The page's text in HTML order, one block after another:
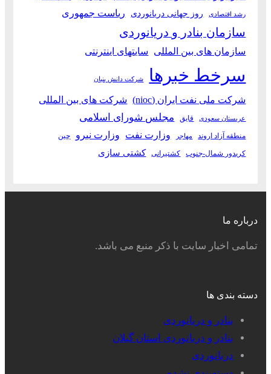
رشد اقتصادی روز جهانی دریانوردی ریاست جمهوری
سازمان بنادر و دریانوردی
سازمان های بین المللی سایتهای اینترنتی
سرخط خبرها شرکت دانش بنیان
شرکت ملی نفت ایران (nioc) شرکت های بین المللی
عربستان سعودی قایق مجلس شورای اسلامی
منطقه آزاد اروند مهاجر وزارت نفت وزارت نیرو چین
کریدور شمال-جنوب کشتیرانی کشتی سازی
درباره ما
تمامی اخبار سایت با ذکر منبع می باشد.
دسته بندی ها
بنادر و دریانوردی
بنادر و دریانوردی استان گیلان
دریانوردی